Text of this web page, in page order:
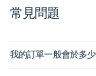
常見問題
我的訂單一般會於多